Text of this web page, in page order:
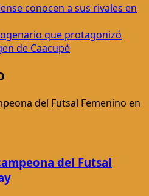
conocen a sus rivales en
que protagonizó
de Caacupé
del Futsal